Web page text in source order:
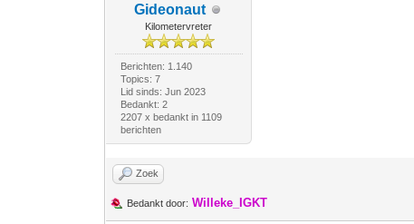
Gideonaut
Kilometervreter
Berichten: 1.140
Topics: 7
Lid sinds: Jun 2023
Bedankt: 2
2207 x bedankt in 1109
berichten
Zoek
Bedankt door: Willeke_IGKT